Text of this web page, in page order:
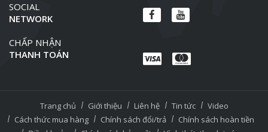
SOCIAL
NETWORK
CHẤP NHẬN
THANH TOÁN
Trang chủ Giới thiệu Liên hệ Tin tức
Video
Cách thức mua hàng
Chính sách đổi/trả
Chính sách hoàn tiền